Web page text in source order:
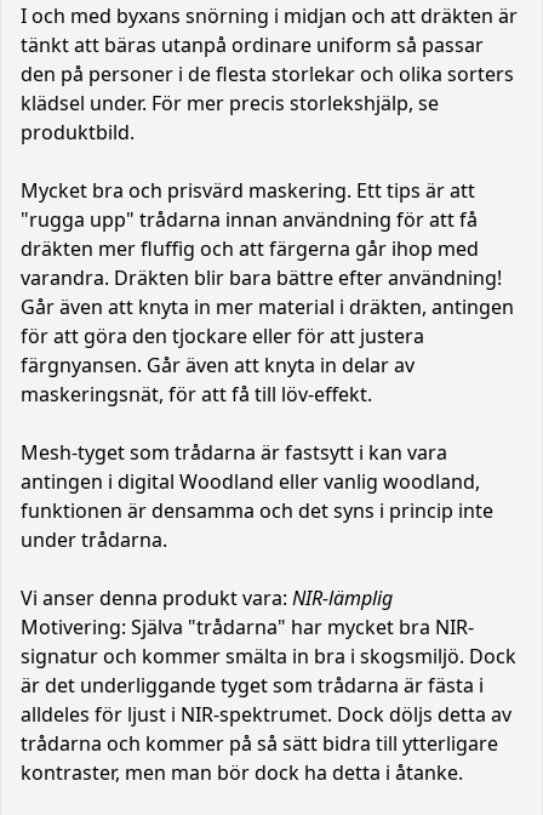
I och med byxans snörning i midjan och att dräkten är
tänkt att bäras utanpå ordinare uniform så passar
den på personer i de flesta storlekar och olika sorters
klädsel under. För mer precis storlekshjälp, se
produktbild.
Mycket bra och prisvärd maskering. Ett tips är att
"rugga upp" trådarna innan användning för att få
dräkten mer fluffig och att färgerna går ihop med
varandra. Dräkten blir bara bättre efter användning!
Går även att knyta in mer material i dräkten, antingen
för att göra den tjockare eller för att justera
färgnyansen. Går även att knyta in delar av
maskeringsnät, för att få till löv-effekt.
Mesh-tyget som trådarna är fastsytt i kan vara
antingen i digital Woodland eller vanlig woodland,
funktionen är densamma och det syns i princip inte
under trådarna.
Vi anser denna produkt vara: NIR-lämplig
Motivering: Själva "trådarna" har mycket bra NIR-
signatur och kommer smälta in bra i skogsmiljö. Dock
är det underliggande tyget som trådarna är fästa i
alldeles för ljust i NIR-spektrumet. Dock döljs detta av
trådarna och kommer på så sätt bidra till ytterligare
kontraster, men man bör dock ha detta i åtanke.